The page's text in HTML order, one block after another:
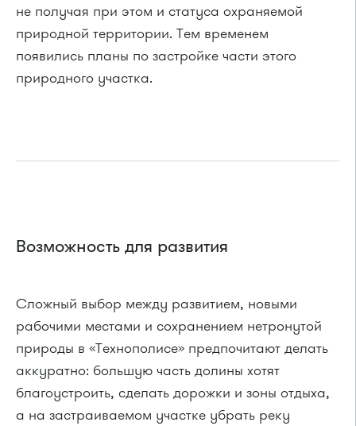
не получая при этом и статуса охраняемой
природной территории. Тем временем
появились планы по застройке части этого
природного участка.
Возможность для развития
Сложный выбор между развитием, новыми
рабочими местами и сохранением нетронутой
природы в «Технополисе» предпочитают делать
аккуратно: большую часть долины хотят
благоустроить, сделать дорожки и зоны отдыха,
а на застраиваемом участке убрать реку